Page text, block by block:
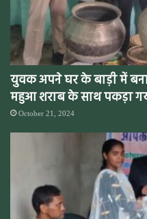
युवक अपने घर के बाड़ी में
महुआ शराब के साथ
October 21, 2024